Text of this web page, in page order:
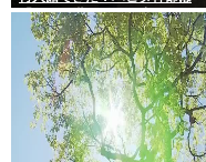
「モール職員は引き止めなかっ
た」イオン「運用を徹底できな
かった可能性」